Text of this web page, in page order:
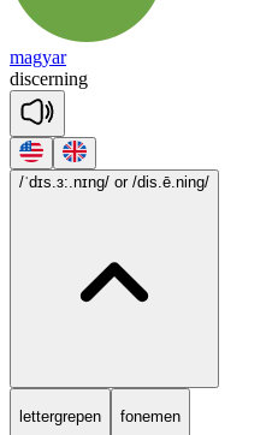
magyar
discerning
/ˈdɪs.ɜ:.nɪng/ or /dis.ē.ning/
lettergrepen fonemen